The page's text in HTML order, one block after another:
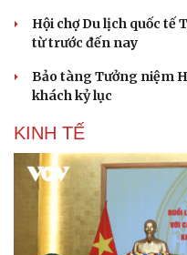
Hội chợ Du lịch quốc tế
từ trước đến nay
Bảo tàng Tưởng niệm
khách kỷ lục
KINH TẾ